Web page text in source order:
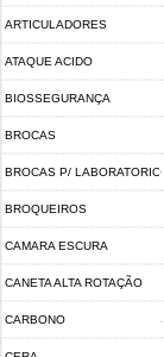
ARTICULADORES
ATAQUE ACIDO
BIOSSEGURANÇA
BROCAS
BROCAS P/ LABORATORIO
BROQUEIROS
CAMARA ESCURA
CANETA ALTA ROTAÇÃO
CARBONO